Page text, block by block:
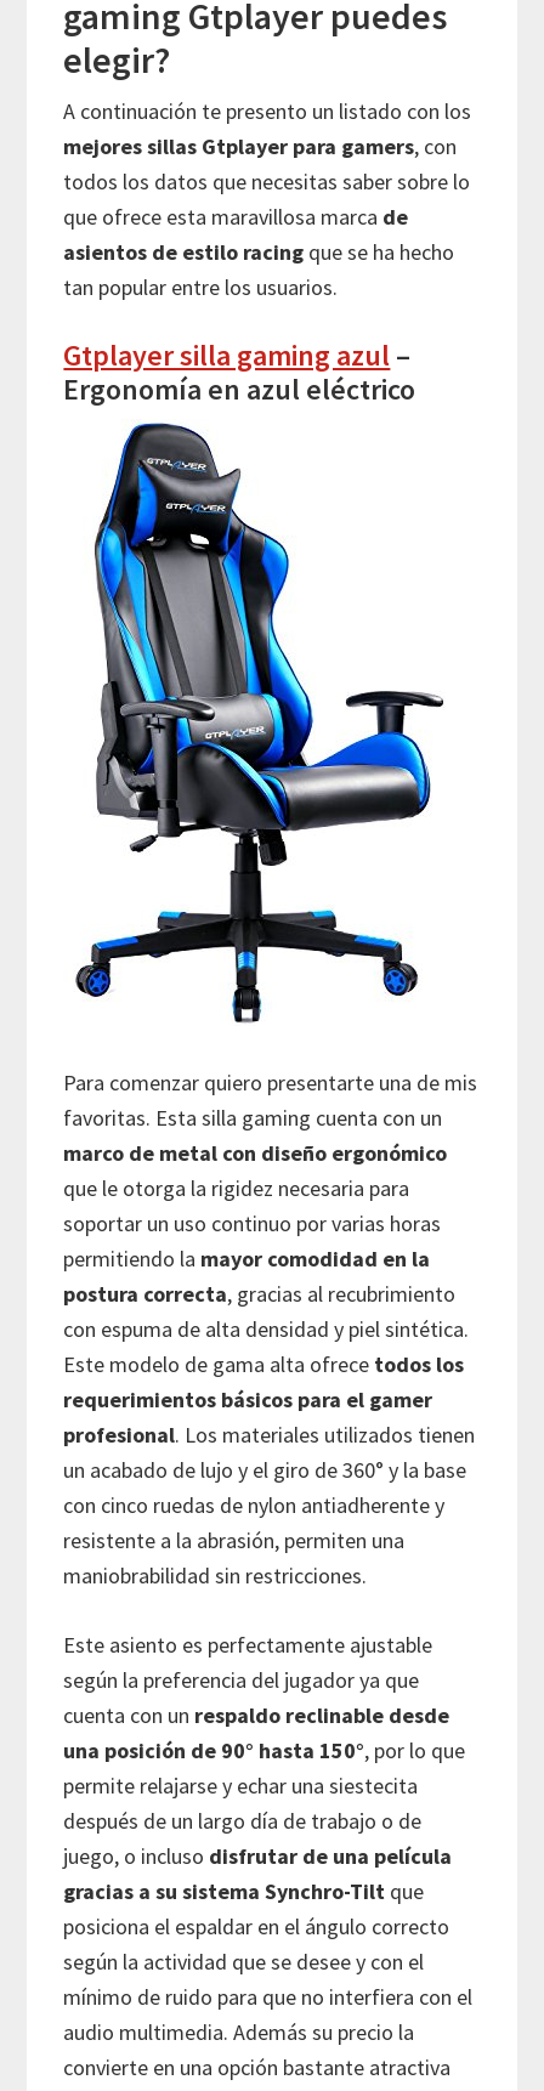
gaming Gtplayer puedes
elegir?
A continuación te presento un listado con los
mejores sillas Gtplayer para gamers, con
todos los datos que necesitas saber sobre lo
que ofrece esta maravillosa marca de
asientos de estilo racing que se ha hecho
tan popular entre los usuarios.
Gtplayer silla gaming azul–
Ergonomía en azul eléctrico
Para comenzar quiero presentarte una de mis
favoritas. Esta silla gaming cuenta con un
marco de metal con diseño ergonómico
que le otorga la rigidez necesaria para
soportar un uso continuo por varias horas
permitiendo la mayor comodidad en la
postura correcta, gracias al recubrimiento
con espuma de alta densidad y piel sintética.
Este modelo de gama alta ofrece todos los
requerimientos básicos para el gamer
profesional. Los materiales utilizados tienen
un acabado de lujo y el giro de 360° y la base
con cinco ruedas de nylon antiadherente y
resistente a la abrasión, permiten una
maniobrabilidad sin restricciones.
Este asiento es perfectamente ajustable
según la preferencia del jugador ya que
cuenta con un respaldo reclinable desde
una posición de 90° hasta 150°, por lo que
permite relajarse y echar una siestecita
después de un largo día de trabajo o de
juego, o incluso disfrutar de una película
gracias a su sistema Synchro-Tilt que
posiciona el espaldar en el ángulo correcto
según la actividad que se desee y con el
mínimo de ruido para que no interfiera con el
audio multimedia. Además su precio la
convierte en una opción bastante atractiva